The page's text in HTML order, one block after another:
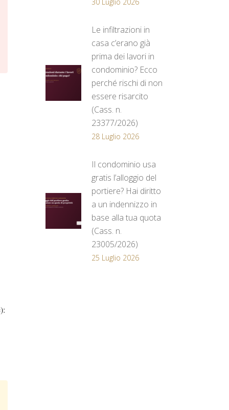
Le infiltrazioni in
casa c’erano già
prima dei lavori in
condominio? Ecco
perché rischi di non
essere risarcito
(Cass. n.
23377/2026)
28 Luglio 2026
Il condominio usa
gratis l’alloggio del
portiere? Hai diritto
a un indennizzo in
base alla tua quota
(Cass. n.
23005/2026)
25 Luglio 2026